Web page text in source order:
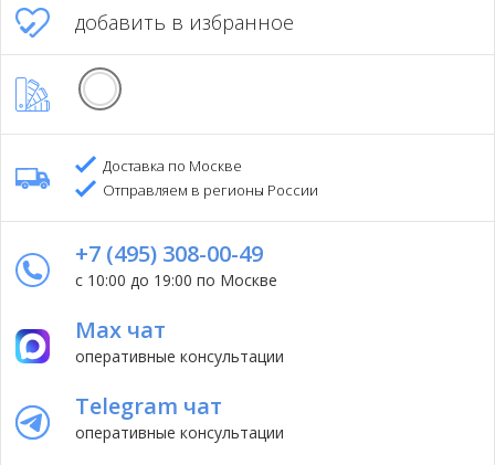
добавить в избранное
Доставка по Москве
Отправляем в регионы России
+7 (495) 308-00-49
с 10:00 до 19:00 по Москве
Max чат
оперативные консультации
Telegram чат
оперативные консультации